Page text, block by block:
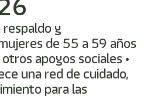
respaldo y
de 55 a 59 años
apoyos sociales •
una red de cuidado,
para las